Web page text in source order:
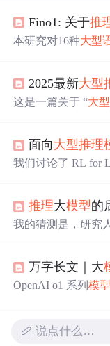
Fino1: 关于推
本研究对16种大型
括数值推理能力、
多表格信息的综合
2025最新大型
这是一篇关于 “大型
能解决数学、编程
技术、难题和未来
面向 大型推理
我们讨论了 RL for
定义（§4.5），并
的持续扩展。我们
6.5）以及医疗应用
推理大模型的
我的猜测是，研究
标记一下 (Wait, wait.
e.)”的内容，这表明
万字长文｜大
OpenAI o1 系列模型
要模型 不仅能够理
说点什么…